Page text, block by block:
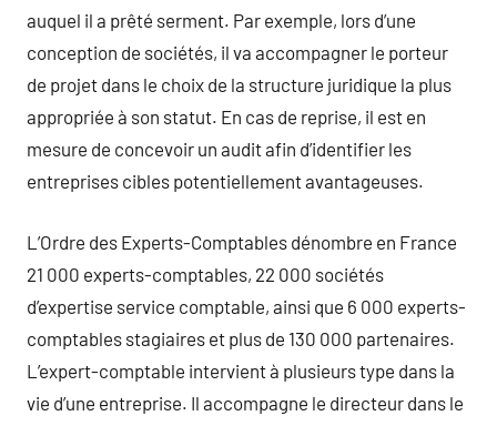
auquel il a prêté serment. Par exemple, lors d’une
conception de sociétés, il va accompagner le porteur
de projet dans le choix de la structure juridique la plus
appropriée à son statut. En cas de reprise, il est en
mesure de concevoir un audit afin d’identifier les
entreprises cibles potentiellement avantageuses.
L’Ordre des Experts-Comptables dénombre en France
21 000 experts-comptables, 22 000 sociétés
d’expertise service comptable, ainsi que 6 000 experts-
comptables stagiaires et plus de 130 000 partenaires.
L’expert-comptable intervient à plusieurs type dans la
vie d’une entreprise. Il accompagne le directeur dans le